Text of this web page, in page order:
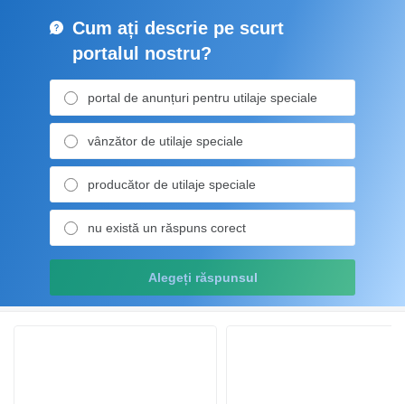
Cum ați descrie pe scurt
portalul nostru?
portal de anunțuri pentru utilaje speciale
vânzător de utilaje speciale
producător de utilaje speciale
nu există un răspuns corect
Alegeți răspunsul